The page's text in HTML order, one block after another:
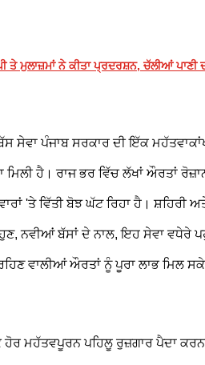
ਤੇ ਮੁਲਾਜ਼ਮਾਂ ਨੇ ਕੀਤਾ ਪ੍ਰਦਰਸ਼ਨ, ਚੱਲੀਆਂ
ਸੇਵਾ ਪੰਜਾਬ ਸਰਕਾਰ ਦੀ ਇੱਕ
ਹੈ। ਰਾਜ ਭਰ ਵਿੱਚ ਲੱਖਾਂ ਔਰਤਾਂ
'ਤੇ ਵਿੱਤੀ ਬੋਝ ਘੱਟ ਰਿਹਾ ਹੈ।
ਨਵੀਆਂ ਬੱਸਾਂ ਦੇ ਨਾਲ, ਇਹ ਸੇਵਾ ਵਧੇਰੇ
ਵਾਲੀਆਂ ਔਰਤਾਂ ਨੂੰ ਪੂਰਾ ਲਾਭ ਮਿਲ
ਮਹੱਤਵਪੂਰਨ ਪਹਿਲੂ ਰੁਜ਼ਗਾਰ ਪੈਦਾ